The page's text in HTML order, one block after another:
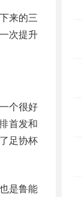
来的三
次提升
个很好
首发和
足协杯
是鲁能